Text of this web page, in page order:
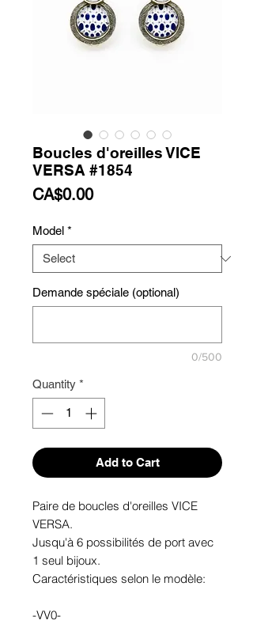
Boucles d'oreilles VICE
VERSA #1854
CA$0.00Price
Model *
Demande spéciale (optional)
0/500
Quantity *
Add to Cart
Paire de boucles d'oreilles VICE
VERSA.
Jusqu'à 6 possibilités de port avec
1 seul bijoux.
Caractéristiques selon le modèle:
-VV0-